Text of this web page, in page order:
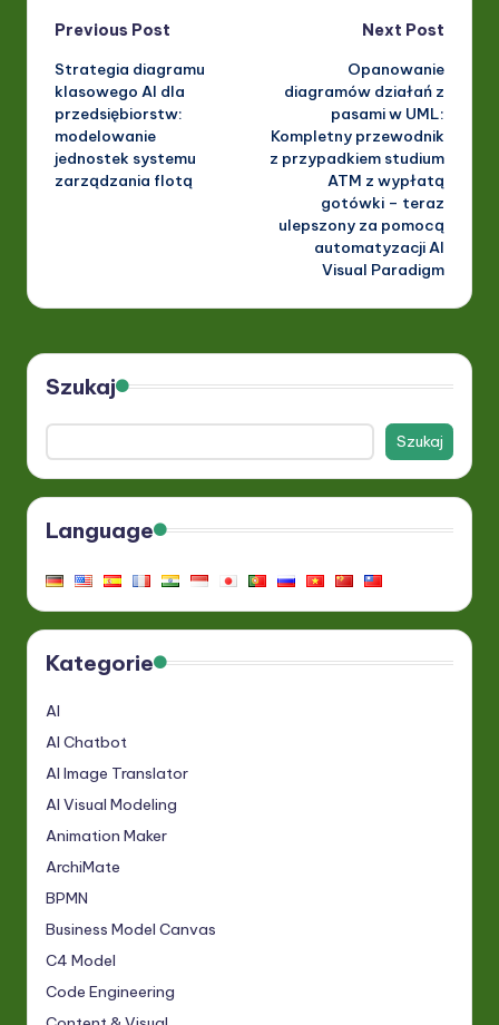
Post
navigation
Previous Post
Strategia diagramu
klasowego AI dla
przedsiębiorstw:
modelowanie
jednostek systemu
zarządzania flotą
Next Post
Opanowanie
diagramów działań z
pasami w UML:
Kompletny przewodnik
z przypadkiem studium
ATM z wypłatą
gotówki – teraz
ulepszony za pomocą
automatyzacji AI
Visual Paradigm
Szukaj
Szukaj
Language
Kategorie
AI
AI Chatbot
AI Image Translator
AI Visual Modeling
Animation Maker
ArchiMate
BPMN
Business Model Canvas
C4 Model
Code Engineering